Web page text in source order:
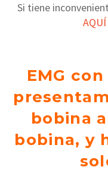
Si tiene
AQUÍ
EMG
bobina
bobina, y